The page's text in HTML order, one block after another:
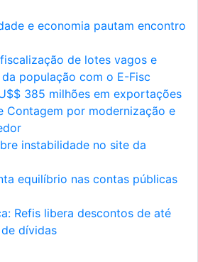
e economia pautam encontro
de lotes vagos e
população com o E-Fisc
385 milhões em exportações
Contagem por modernização e
instabilidade no site da
equilíbrio nas contas públicas
Refis libera descontos de até
dívidas